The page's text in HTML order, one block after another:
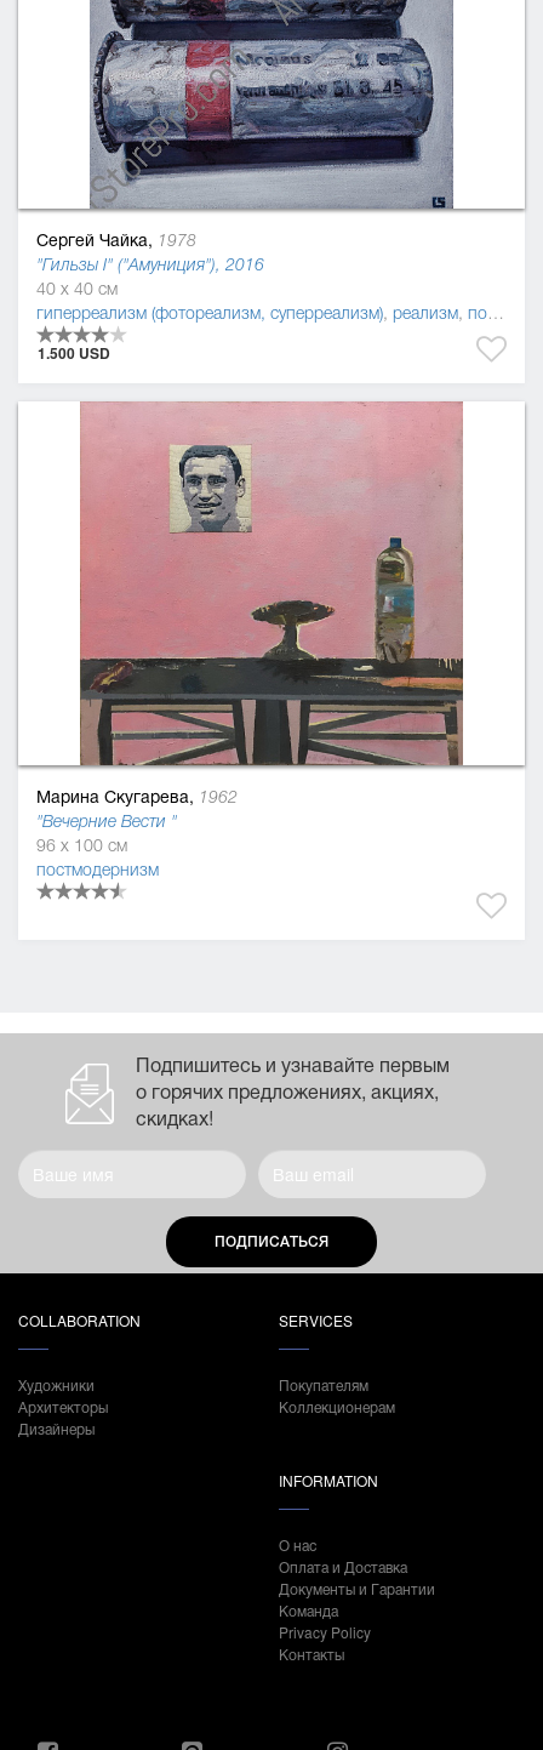
Сергей Чайка, 1978
"Гильзы I" ("Амуниция"), 2016
40 x 40 см
гиперреализм (фотореализм, суперреализм), реализм, постмодернизм
1.500 USD
Марина Скугарева, 1962
"Вечерние Вести "
96 x 100 см
постмодернизм
Подпишитесь и узнавайте первым
о горячих предложениях, акциях,
скидках!
ПОДПИСАТЬСЯ
COLLABORATION
Художники
Архитекторы
Дизайнеры
SERVICES
Покупателям
Коллекционерам
INFORMATION
О нас
Оплата и Доставка
Документы и Гарантии
Команда
Privacy Policy
Контакты